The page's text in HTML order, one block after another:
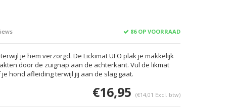
86 OP VOORRAAD
je hem verzorgd. De Lickimat UFO plak je makkelijk
door de zuignap aan de achterkant. Vul de likmat
hond afleiding terwijl jij aan de slag gaat.
€16,95 (€14,01 Excl. btw)